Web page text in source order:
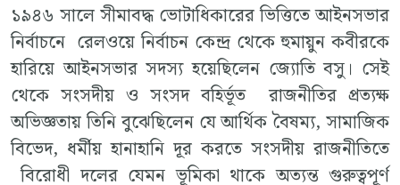
১৯৪৬ সালে সীমাবদ্ধ ভোটাধিকারের ভিত্তিতে আইনসভার
নির্বাচনে রেলওয়ে নির্বাচন কেন্দ্র থেকে হুমায়ুন কবীরকে
হারিয়ে আইনসভার সদস্য হয়েছিলেন জ্যোতি বসু। সেই
থেকে সংসদীয় ও সংসদ বহির্ভূত রাজনীতির প্রত্যক্ষ
অভিজ্ঞতায় তিনি বুঝেছিলেন যে আর্থিক বৈষম্য, সামাজিক
বিভেদ, ধর্মীয় হানাহানি দূর করতে সংসদীয় রাজনীতিতে
বিরোধী দলের যেমন ভূমিকা থাকে অত্যন্ত গুরুত্বপূর্ণ